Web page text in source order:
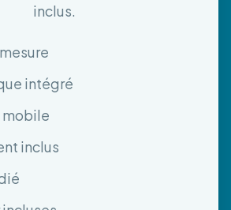
inclus.
intégré
mobile
inclus